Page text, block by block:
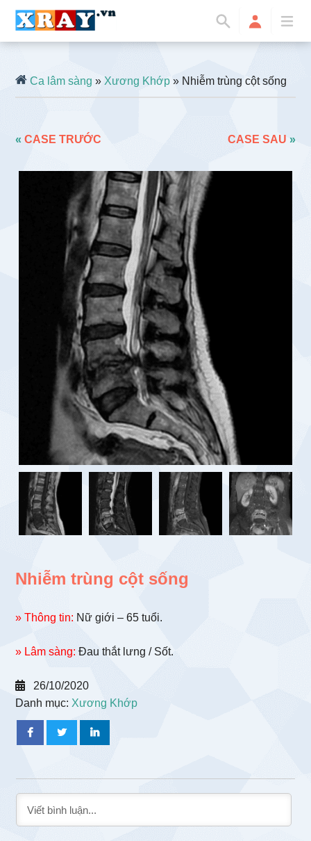
Ca lâm sàng »Xương Khớp » Nhiễm trùng cột sống
«CASE TRƯỚC CASE SAU »
Nhiễm trùng cột sống
» Thông tin: Nữ giới – 65 tuổi.
» Lâm sàng: Đau thắt lưng / Sốt.
26/10/2020
Danh mục: Xương Khớp